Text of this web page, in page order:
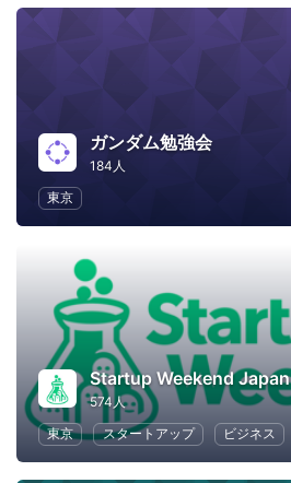
ガンダム勉強会
184人
東京
Startup Weekend Japan
574人
東京
スタートアップ ビジネス